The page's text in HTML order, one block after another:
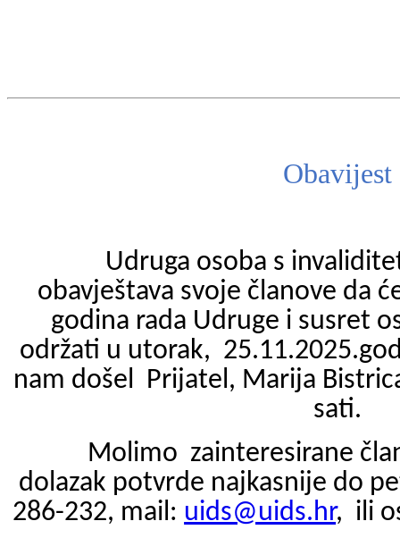
Obavijest
Udruga osoba s
obavještava svoje članove da
godina rada Udruge i susret
održati u utorak,
nam došel Prijatel, Marija
sati.
Molimo zainteresirane
dolazak potvrde najkasnije do
286-232, mail: uids@uids.hr, ili